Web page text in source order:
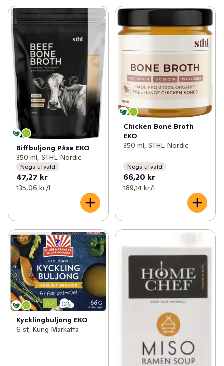
Biffbuljong Påse EKO
350 ml, STHL Nordic
Noga utvald
47,27 kr
135,06 kr /l
Chicken Bone Broth
EKO
350 ml, STHL Nordic
Noga utvald
66,20 kr
189,14 kr /l
Kycklingbuljong EKO
6 st, Kung Markatta